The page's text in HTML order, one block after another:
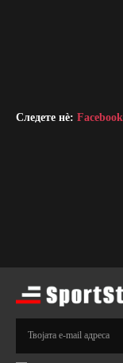
Следете нè: Facebook